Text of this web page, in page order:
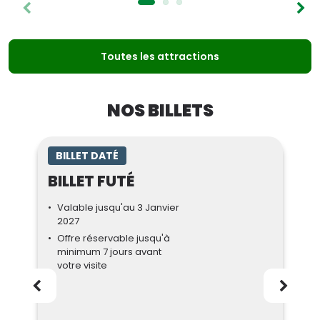
Toutes les attractions
NOS BILLETS
BILLET DATÉ
BILLET FUTÉ
Valable jusqu'au 3 Janvier
2027
Offre réservable jusqu'à
minimum 7 jours avant
votre visite